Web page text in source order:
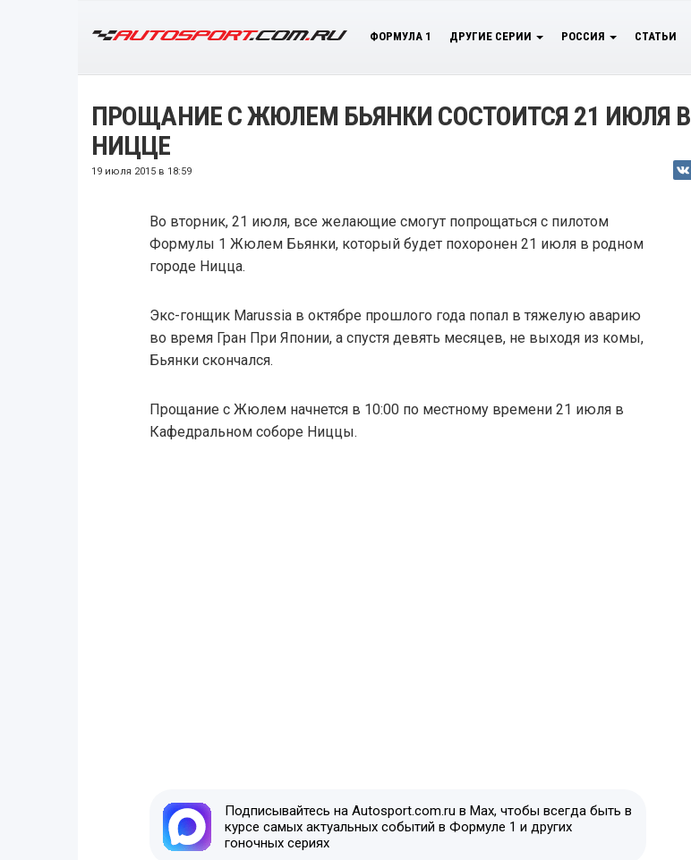
ФОРМУЛА 1 ДРУГИЕ СЕРИИ РОССИЯ СТАТЬИ
ПРОЩАНИЕ С ЖЮЛЕМ БЬЯНКИ СОСТОИТСЯ 21 ИЮЛЯ В
НИЦЦЕ
19 июля 2015 в 18:59
Во вторник, 21 июля, все желающие смогут попрощаться с пилотом
Формулы 1 Жюлем Бьянки, который будет похоронен 21 июля в родном
городе Ницца.
Экс-гонщик Marussia в октябре прошлого года попал в тяжелую аварию
во время Гран При Японии, а спустя девять месяцев, не выходя из комы,
Бьянки скончался.
Прощание с Жюлем начнется в 10:00 по местному времени 21 июля в
Кафедральном соборе Ниццы.
Подписывайтесь на Autosport.com.ru в Max, чтобы всегда быть в
курсе самых актуальных событий в Формуле 1 и других
гоночных сериях